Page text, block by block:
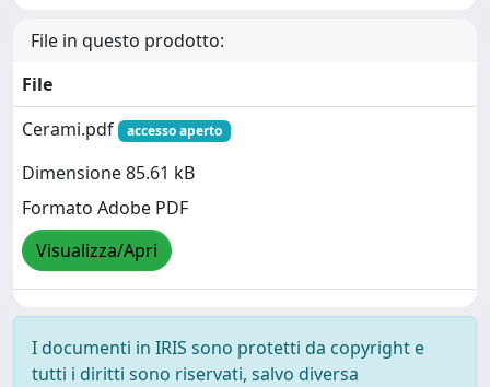
File in questo prodotto:
File
Cerami.pdf
accesso aperto
Dimensione 85.61 kB
Formato Adobe PDF
Visualizza/Apri
I documenti in IRIS sono protetti da copyright e
tutti i diritti sono riservati, salvo diversa